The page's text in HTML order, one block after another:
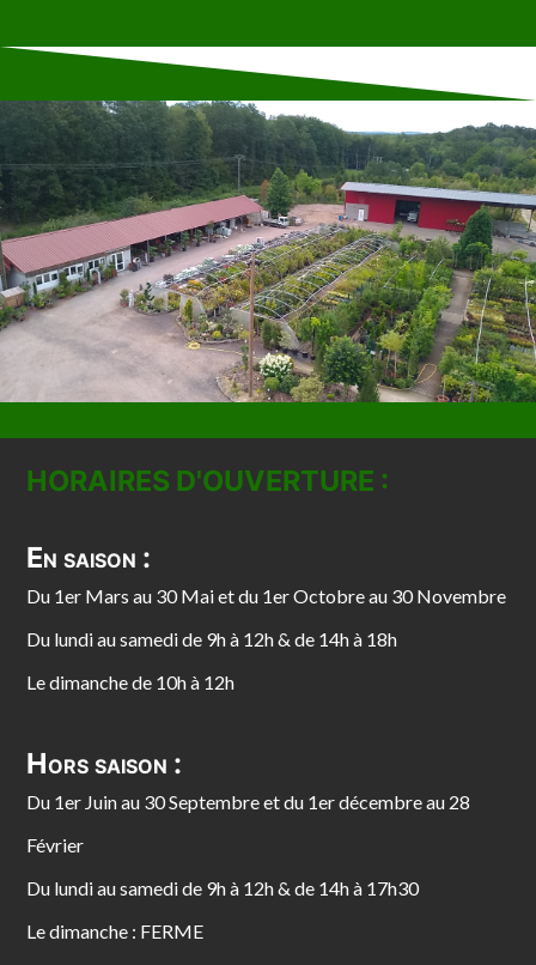
HORAIRES D'OUVERTURE :
En saison :
Du 1er Mars au 30 Mai et du 1er Octobre au 30 Novembre
Du lundi au samedi de 9h à 12h & de 14h à 18h
Le dimanche de 10h à 12h
Hors saison :
Du 1er Juin au 30 Septembre et du 1er décembre au 28
Février
Du lundi au samedi de 9h à 12h & de 14h à 17h30
Le dimanche : FERME